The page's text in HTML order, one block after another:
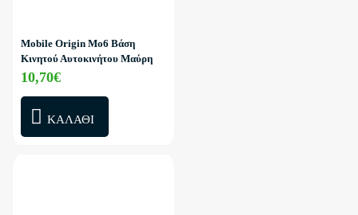
Mobile Origin Mo6 Βάση
Κινητού Αυτοκινήτου Μαύρη
10,70€
ΚΑΛΆΘΙ